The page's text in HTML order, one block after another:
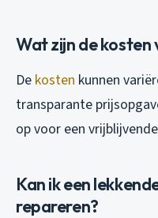
Wat zijn de
De kosten kunnen
transparante
op voor een
Kan ik een
repareren?